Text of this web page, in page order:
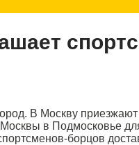
В Москву приезжают
Москвы в Подмосковье
борцов